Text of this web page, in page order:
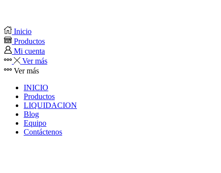
Inicio
Productos
Mi cuenta
Ver más
Ver más
INICIO
Productos
LIQUIDACION
Blog
Equipo
Contáctenos